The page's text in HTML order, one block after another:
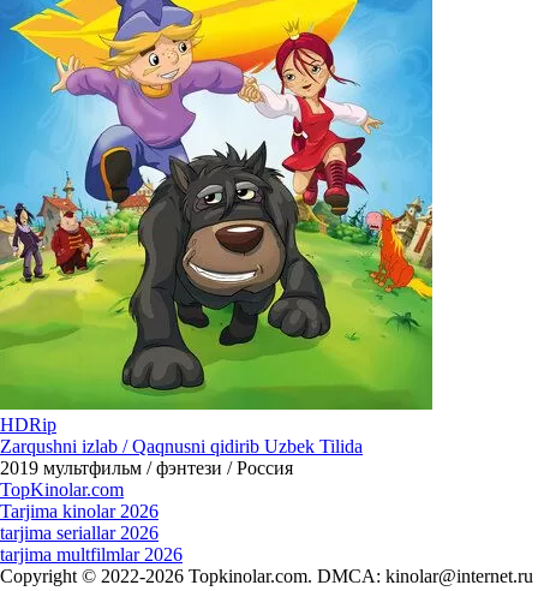
HDRip
Zarqushni izlab / Qaqnusni qidirib Uzbek Tilida
2019 мультфильм / фэнтези / Россия
TopKinolar.com
Tarjima kinolar 2026
tarjima seriallar 2026
tarjima multfilmlar 2026
Copyright © 2022-2026 Topkinolar.com. DMCA: kinolar@internet.ru